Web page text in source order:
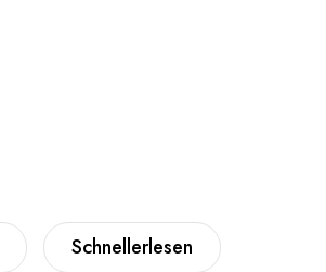
Schnellerlesen